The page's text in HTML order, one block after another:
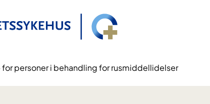
for personer i behandling for rusmiddellidelser